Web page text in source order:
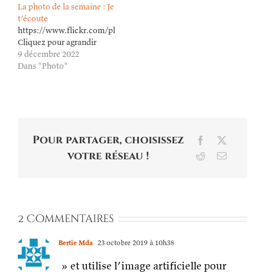
La photo de la semaine : Je
t’écoute
https://www.flickr.com/photos/lioneldavoust/52543453464/in/
Cliquez pour agrandir
9 décembre 2022
Dans "Photo"
Pour partager, choisissez
votre réseau !
Facebook
RedditEmail
2 Commentaires
Bertie Mda 23 octobre 2019 à 10h38
» et utilise l’image artificielle pour